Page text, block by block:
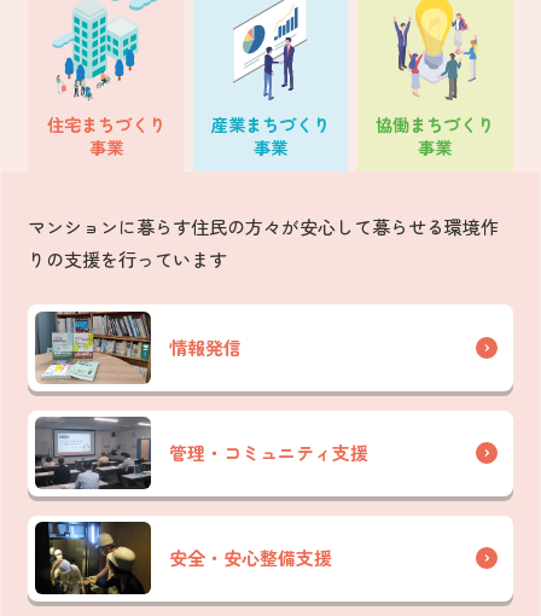
住宅まちづくり
事業
産業まちづくり
事業
協働まちづくり
事業
マンションに暮らす住民の方々が安心して暮らせる環境作
りの支援を行っています
情報発信
管理・コミュニティ支援
安全・安心整備支援